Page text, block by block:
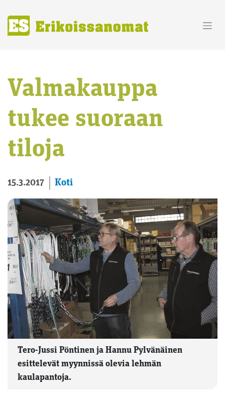
content
Valmakauppa
tukee suoraan
tiloja
15.3.2017 Koti
Tero-Jussi Pöntinen ja Hannu Pylvänäinen
esittelevät myynnissä olevia lehmän
kaulapantoja.